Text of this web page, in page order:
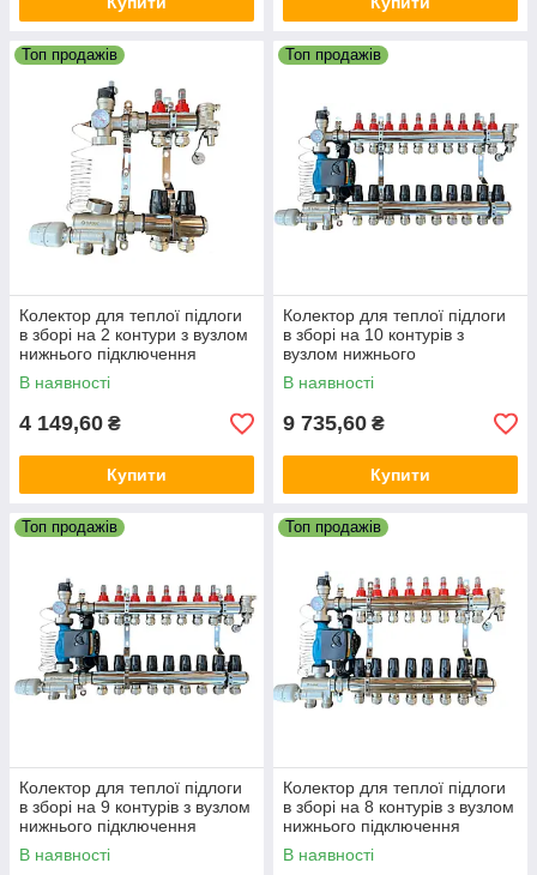
Топ продажів
Колектор для теплої підлоги
в зборі на 2 контури з вузлом
нижнього підключення
(латунний), «DJOUL»
Туреччина
В наявності
4 149,60 ₴
Купити
Топ продажів
Колектор для теплої підлоги
в зборі на 10 контурів з
вузлом нижнього
підключення (латунний),
«DJOUL» Туреччина
В наявності
9 735,60 ₴
Купити
Топ продажів
Колектор для теплої підлоги
в зборі на 9 контурів з вузлом
нижнього підключення
(латунний), «DJOUL»
Туреччина
В наявності
Топ продажів
Колектор для теплої підлоги
в зборі на 8 контурів з вузлом
нижнього підключення
(латунний), «DJOUL»
Туреччина
В наявності